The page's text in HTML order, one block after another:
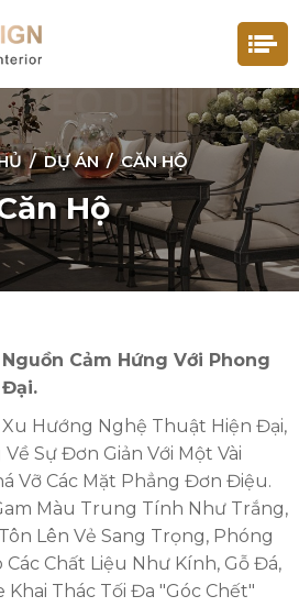
/ DỰ ÁN / CĂN HỘ
Hộ
Cảm Hứng Với Phong
Đại.
Hướng Nghệ Thuật Hiện Đại,
Sự Đơn Giản Với Một Vài
Vỡ Các Mặt Phẳng Đơn Điệu.
Màu Trung Tính Như Trắng,
Lên Vẻ Sang Trọng, Phóng
Các Chất Liệu Như Kính, Gỗ Đá,
Khai Thác Tối Đa "góc Chết"